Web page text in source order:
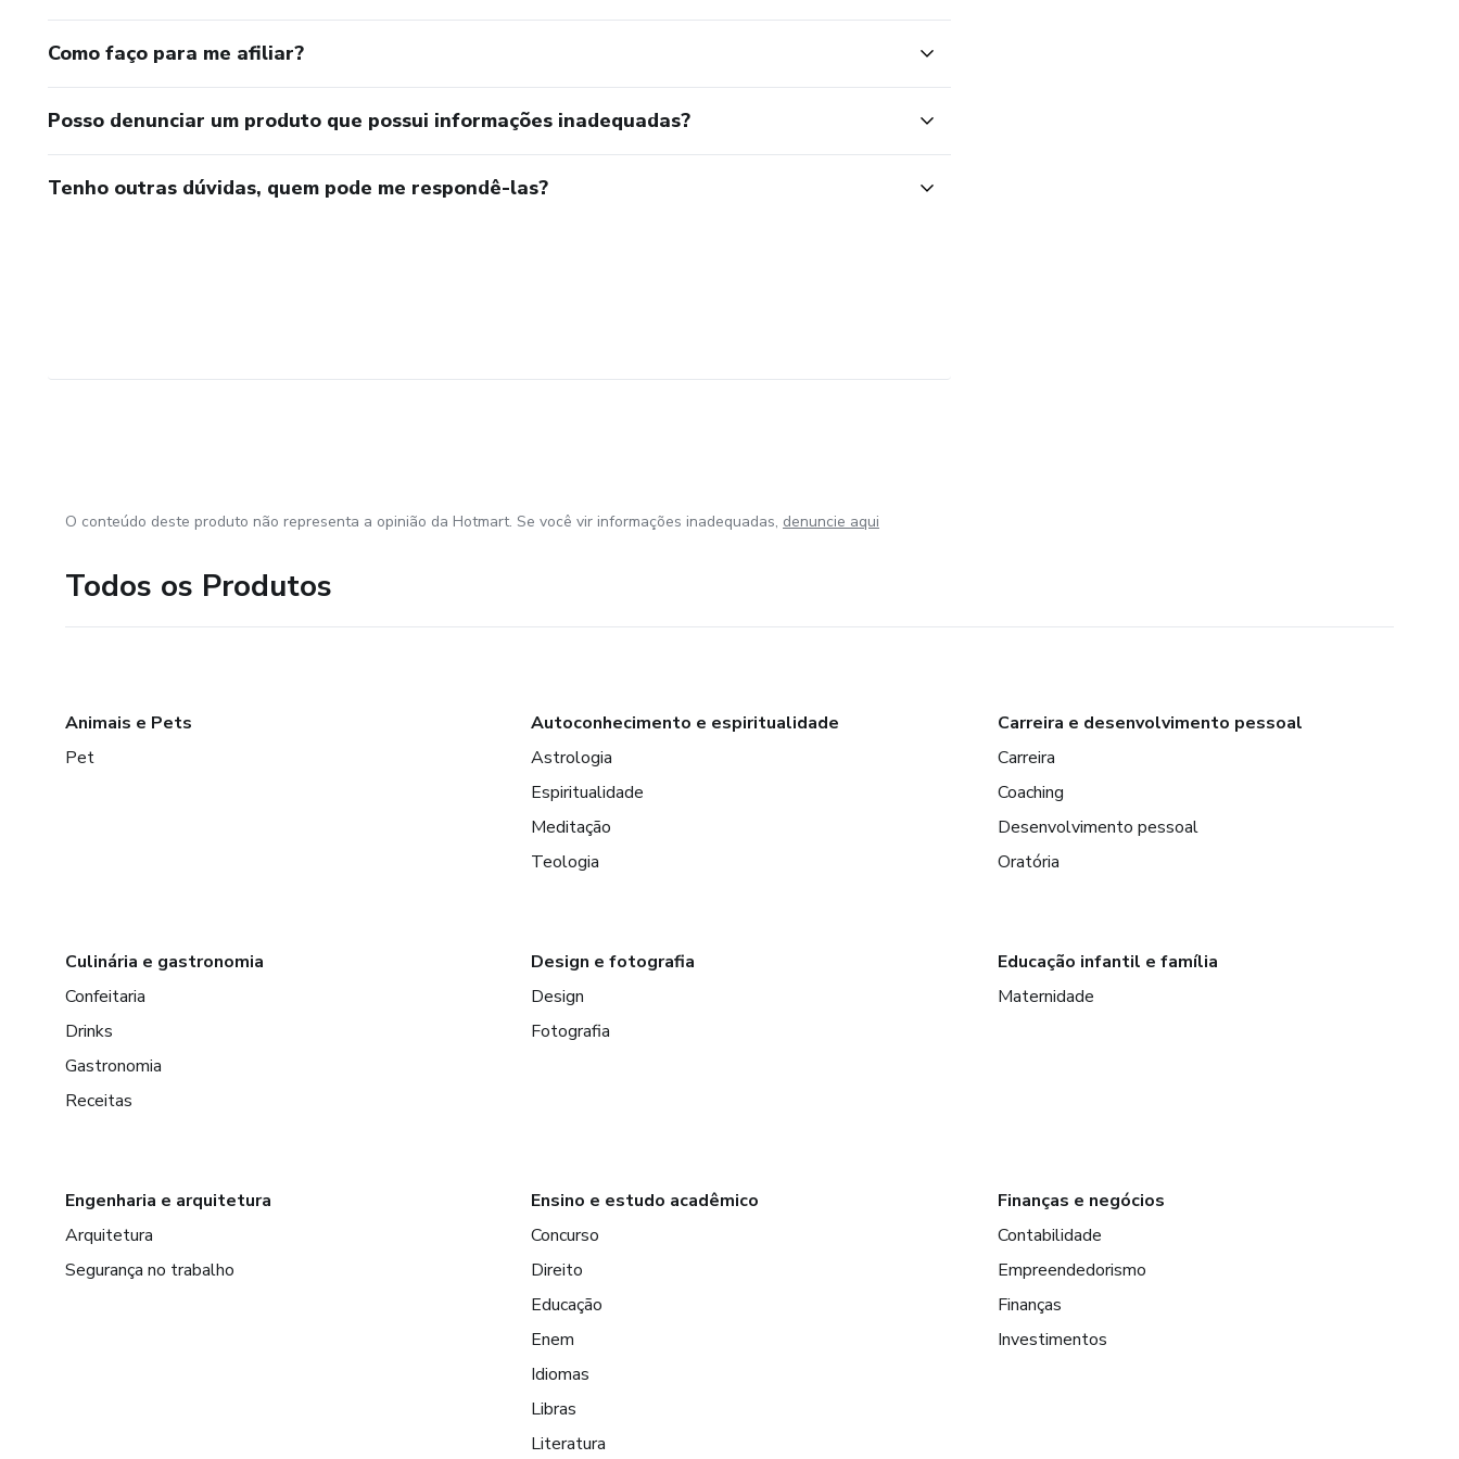
Como faço para me afiliar?
Posso denunciar um produto que possui informações inadequadas?
Tenho outras dúvidas, quem pode me respondê-las?
O conteúdo deste produto não representa a opinião da Hotmart. Se você vir informações inadequadas, denuncie aqui
Todos os Produtos
Animais e Pets
Pet
Autoconhecimento e espiritualidade
Astrologia
Espiritualidade
Meditação
Teologia
Carreira e desenvolvimento pessoal
Carreira
Coaching
Desenvolvimento pessoal
Oratória
Culinária e gastronomia
Confeitaria
Drinks
Gastronomia
Receitas
Design e fotografia
Design
Fotografia
Educação infantil e família
Maternidade
Engenharia e arquitetura
Arquitetura
Segurança no trabalho
Ensino e estudo acadêmico
Concurso
Direito
Educação
Enem
Idiomas
Libras
Literatura
Finanças e negócios
Contabilidade
Empreendedorismo
Finanças
Investimentos